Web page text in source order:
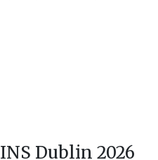
INS Dublin 2026